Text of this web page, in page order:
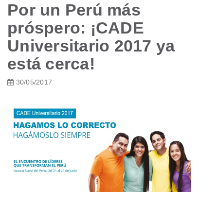
Por un Perú más
próspero: ¡CADE
Universitario 2017 ya
está cerca!
30/05/2017